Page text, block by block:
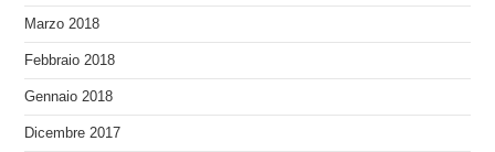
Marzo 2018
Febbraio 2018
Gennaio 2018
Dicembre 2017